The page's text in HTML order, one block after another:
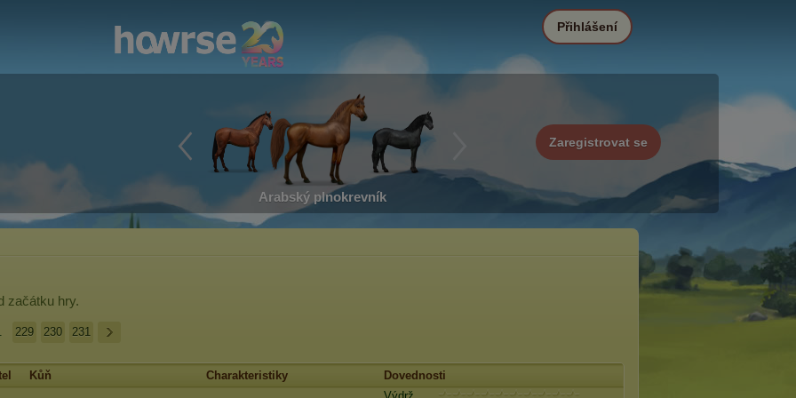
Arabský plnokrevník
Zaregistrovat se
Přihlášení
začátku hry.
229 230 231
Kůň Charakteristiky Dovednosti